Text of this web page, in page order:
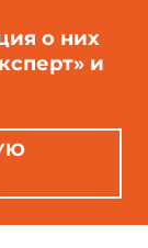
о них
и